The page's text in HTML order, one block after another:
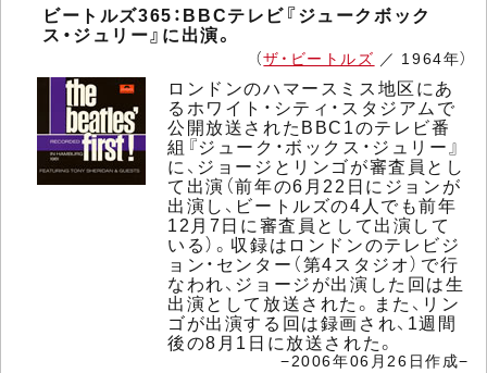
ビートルズ365：BBCテレビ『ジュークボック
ス・ジュリー』に出演。
（ザ・ビートルズ ／ 1964年）
ロンドンのハマースミス地区にあ
るホワイト・シティ・スタジアムで
公開放送されたBBC1のテレビ番
組『ジューク・ボックス・ジュリー』
に、ジョージとリンゴが審査員とし
て出演（前年の6月22日にジョンが
出演し、ビートルズの4人でも前年
12月7日に審査員として出演して
いる）。収録はロンドンのテレビジ
ョン・センター（第4スタジオ）で行
なわれ、ジョージが出演した回は生
出演として放送された。また、リン
ゴが出演する回は録画され、1週間
後の8月1日に放送された。
−2006年06月26日作成−